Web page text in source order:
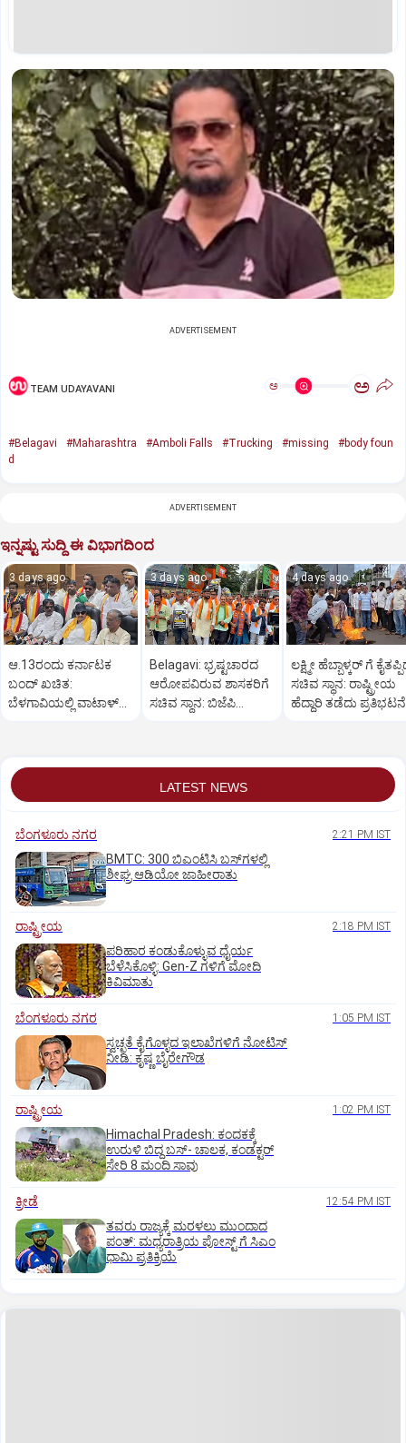
ADVERTISEMENT
TEAM UDAYAVANI ಅ ಅ
#Belagavi #Maharashtra #Amboli Falls #Trucking #missing
#body foun
d
ADVERTISEMENT
ಇನ್ನಷ್ಟು ಸುದ್ದಿ ಈ ವಿಭಾಗದಿಂದ
3 days ago
ಆ.13ರಂದು ಕರ್ನಾಟಕ
ಬಂದ್ ಖಚಿತ:
ಬೆಳಗಾವಿಯಲ್ಲಿ ವಾಟಾಳ್
3 days ago
Belagavi: ಭ್ರಷ್ಟಚಾರದ
ಆರೋಪವಿರುವ ಶಾಸಕರಿಗೆ
ಸಚಿವ ಸ್ಥಾನ: ಬಿಜೆಪಿ
4 days ago
ಲಕ್ಷ್ಮೀ ಹೆಬ್ಬಾಳ್ಕರ್ ಗೆ
ಸಚಿವ ಸ್ಥಾನ: ರಾಷ್ಟ್ರೀಯ
ಹೆದ್ದಾರಿ ತಡೆದು ಪ್ರತಿಭಟನೆ
LATEST NEWS
ಬೆಂಗಳೂರು ನಗರ 2:21 PM IST
BMTC: 300 ಬಿಎಂಟಿಸಿ ಬಸ್‌ಗಳಲ್ಲಿ
ಶೀಘ್ರ ಆಡಿಯೋ ಜಾಹೀರಾತು
ರಾಷ್ಟ್ರೀಯ 2:18 PM IST
ಪರಿಹಾರ ಕಂಡುಕೊಳ್ಳುವ ಧೈರ್ಯ
ಬೆಳೆಸಿಕೊಳ್ಳಿ: Gen-Z ಗಳಿಗೆ ಮೋದಿ
ಕಿವಿಮಾತು
ಬೆಂಗಳೂರು ನಗರ 1:05 PM IST
ಸ್ವಚ್ಛತೆ ಕೈಗೊಳ್ಳದ ಇಲಾಖೆಗಳಿಗೆ ನೋಟಿಸ್‌
ನೀಡಿ: ಕೃಷ್ಣ ಬೈರೇಗೌಡ
ರಾಷ್ಟ್ರೀಯ 1:02 PM IST
Himachal Pradesh: ಕಂದಕಕ್ಕೆ
ಉರುಳಿ ಬಿದ್ದ ಬಸ್-‌ ಚಾಲಕ, ಕಂಡಕ್ಟರ್‌
ಸೇರಿ 8 ಮಂದಿ ಸಾವು
ಕ್ರೀಡೆ 12:54 PM IST
ತವರು ರಾಜ್ಯಕ್ಕೆ ಮರಳಲು ಮುಂದಾದ
ಪಂತ್:‌ ಮಧ್ಯರಾತ್ರಿಯ ಪೋಸ್ಟ್‌ ಗೆ ಸಿಎಂ
ಧಾಮಿ ಪ್ರತಿಕ್ರಿಯೆ